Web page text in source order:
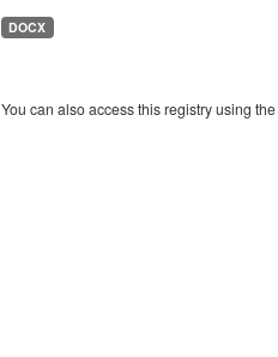
DOCX
You can also access this registry using the